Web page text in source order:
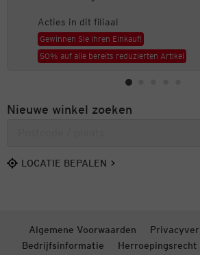
Acties in dit filiaal
Gewinnen Sie Ihren Einkauf!
50% auf alle bereits reduzierten Artikel
Nieuwe winkel zoeken
LOCATIE BEPALEN
Algemene Voorwaarden
Bedrijfsinformatie
Herroepingsrecht